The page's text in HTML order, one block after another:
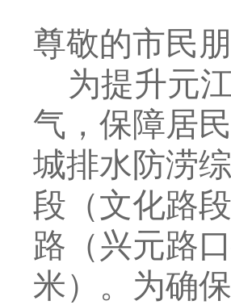
尊敬的市民
为提升元
气，保障居
城排水防涝
段（文化路
路（兴元路
米）。为确